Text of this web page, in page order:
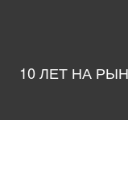
10 ЛЕТ НА